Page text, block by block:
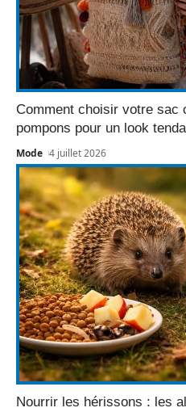
Comment choisir votre sac
pompons pour un look
Mode 4 juillet 2026
Nourrir les hérissons : les